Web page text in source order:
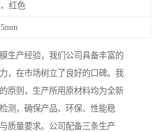
红色
生产经验，我们公司具备丰富的
，在市场树立了良好的口碑。我
原则，生产所用原材料均为全新
测，确保产品、环保、性能稳
质量要求。公司配备三条生产